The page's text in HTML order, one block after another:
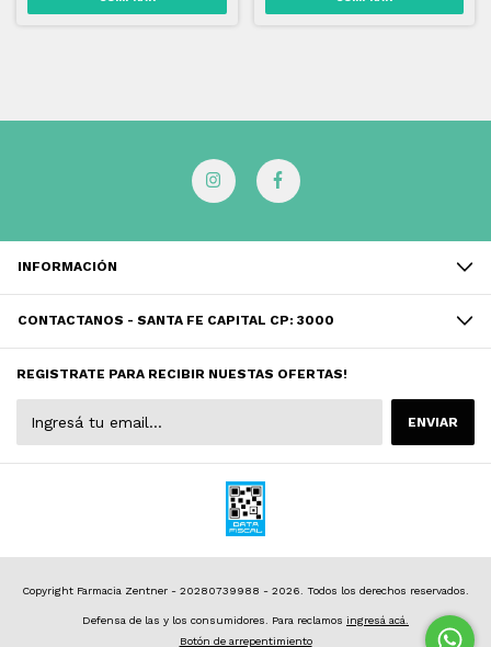
INFORMACIÓN
CONTACTANOS - SANTA FE CAPITAL CP: 3000
REGISTRATE PARA RECIBIR NUESTAS OFERTAS!
Copyright Farmacia Zentner - 20280739988 - 2026. Todos los derechos reservados.
Defensa de las y los consumidores. Para reclamos ingresá acá.
Botón de arrepentimiento